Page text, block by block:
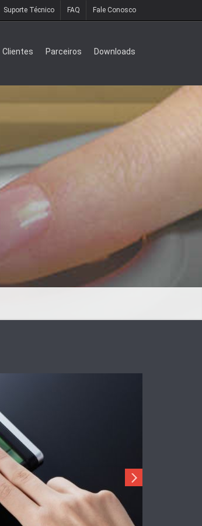
Suporte Técnico FAQ Fale Conosco
Clientes Parceiros Downloads